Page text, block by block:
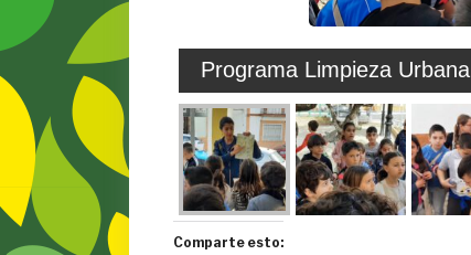
Programa Limpieza Urbana
Comparte esto: